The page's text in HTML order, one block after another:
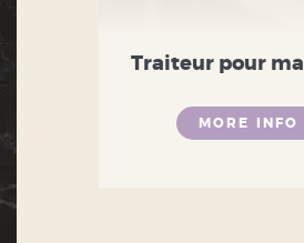
Traiteur pour
MORE INFO